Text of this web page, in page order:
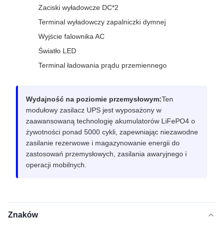
Zaciski wyładowcze DC*2
Terminal wyładowczy zapalniczki dymnej
Wyjście falownika AC
Światło LED
Terminal ładowania prądu przemiennego
Wydajność na poziomie przemysłowym:Ten
modułowy zasilacz UPS jest wyposażony w
zaawansowaną technologię akumulatorów LiFePO4 o
żywotności ponad 5000 cykli, zapewniając niezawodne
zasilanie rezerwowe i magazynowanie energii do
zastosowań przemysłowych, zasilania awaryjnego i
operacji mobilnych.
Znaków